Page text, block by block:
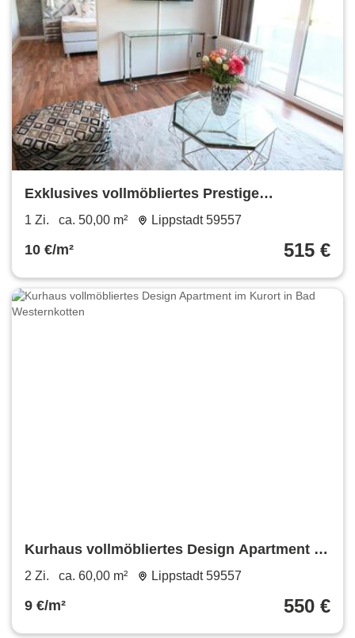
Exklusives vollmöbliertes Prestige
Designapartment in Bad Westernkotten
1 Zi. ca. 50,00 m² Lippstadt 59557
10 €/m² 515 €
Kurhaus vollmöbliertes Design Apartment im
Kurort in Bad Westernkotten
2 Zi. ca. 60,00 m² Lippstadt 59557
9 €/m² 550 €